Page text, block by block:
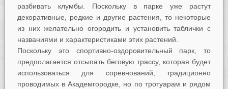
разбивать клумбы. Поскольку в парке уже растут
декоративные, редкие и другие растения, то некоторые
из них желательно огородить и установить таблички с
названиями и характеристиками этих растений.
Поскольку это спортивно-оздоровительный парк, то
предполагается отсыпать беговую трассу, которая будет
использоваться для соревнований, традиционно
проводимых в Академгородке, но по тротуарам и рядом